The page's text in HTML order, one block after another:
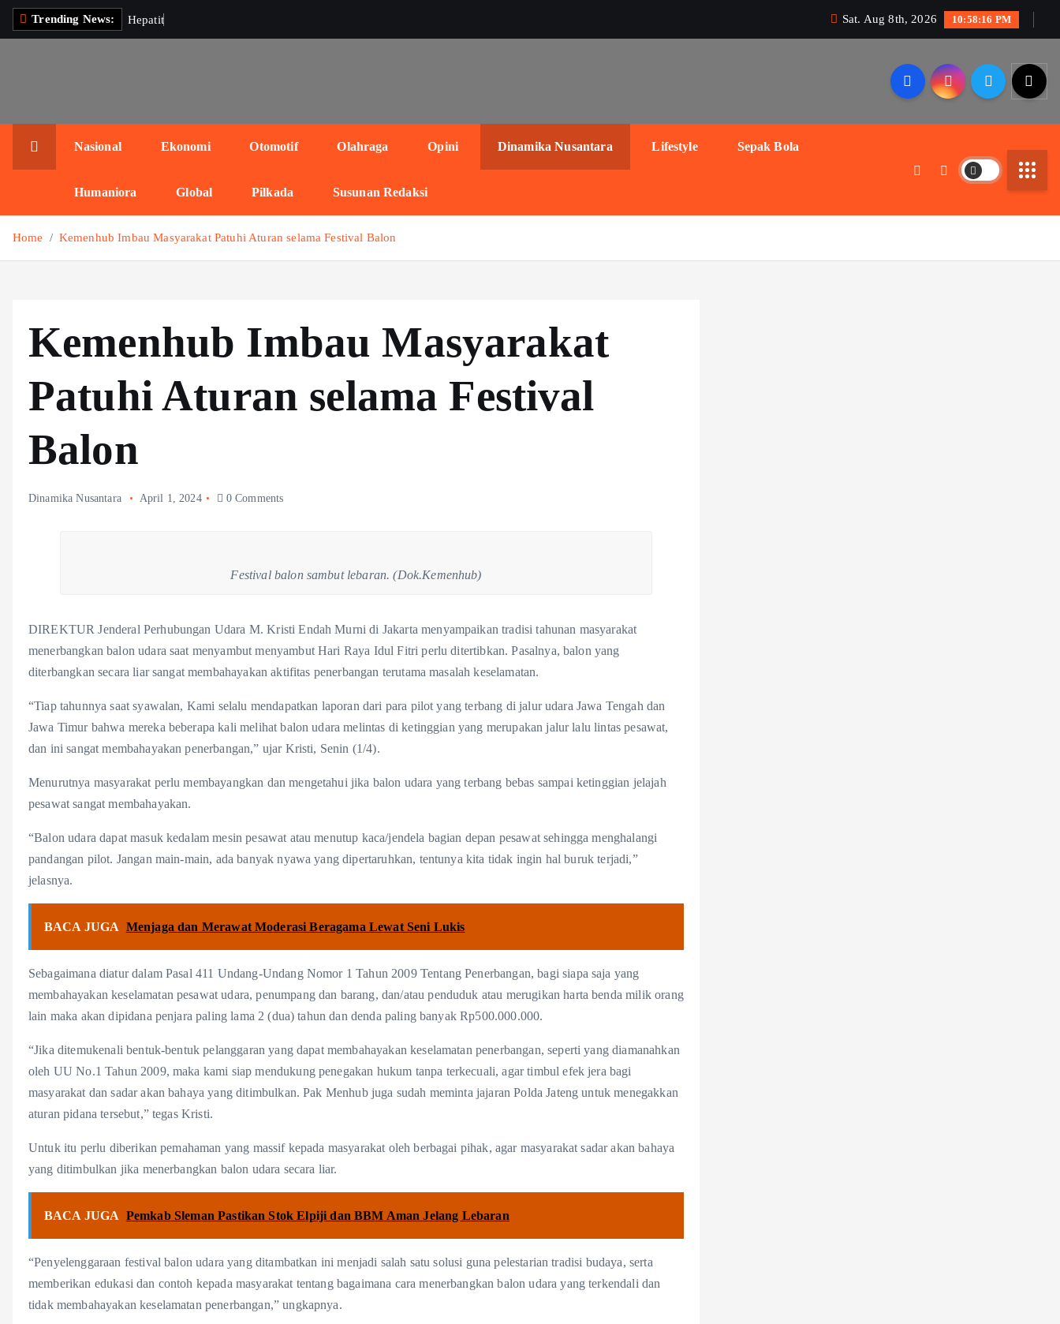
Trending News: Hepatiti Sat. Aug 8th, 2026 10:58:17 PM
Nasional Ekonomi Otomotif Olahraga Opini Dinamika Nusantara Lifestyle Sepak Bola
Humaniora Global Pilkada Susunan Redaksi
Home Kemenhub Imbau Masyarakat Patuhi Aturan selama Festival Balon
Kemenhub Imbau Masyarakat
Patuhi Aturan selama Festival
Balon
Dinamika Nusantara April 1, 2024 0 Comments
Festival balon sambut lebaran. (Dok.Kemenhub)
DIREKTUR Jenderal Perhubungan Udara M. Kristi Endah Murni di Jakarta menyampaikan tradisi tahunan masyarakat
menerbangkan balon udara saat menyambut menyambut Hari Raya Idul Fitri perlu ditertibkan. Pasalnya, balon yang
diterbangkan secara liar sangat membahayakan aktifitas penerbangan terutama masalah keselamatan.
“Tiap tahunnya saat syawalan, Kami selalu mendapatkan laporan dari para pilot yang terbang di jalur udara Jawa Tengah dan
Jawa Timur bahwa mereka beberapa kali melihat balon udara melintas di ketinggian yang merupakan jalur lalu lintas pesawat,
dan ini sangat membahayakan penerbangan,” ujar Kristi, Senin (1/4).
Menurutnya masyarakat perlu membayangkan dan mengetahui jika balon udara yang terbang bebas sampai ketinggian jelajah
pesawat sangat membahayakan.
“Balon udara dapat masuk kedalam mesin pesawat atau menutup kaca/jendela bagian depan pesawat sehingga menghalangi
pandangan pilot. Jangan main-main, ada banyak nyawa yang dipertaruhkan, tentunya kita tidak ingin hal buruk terjadi,”
jelasnya.
BACA JUGA Menjaga dan Merawat Moderasi Beragama Lewat Seni Lukis
Sebagaimana diatur dalam Pasal 411 Undang-Undang Nomor 1 Tahun 2009 Tentang Penerbangan, bagi siapa saja yang
membahayakan keselamatan pesawat udara, penumpang dan barang, dan/atau penduduk atau merugikan harta benda milik orang
lain maka akan dipidana penjara paling lama 2 (dua) tahun dan denda paling banyak Rp500.000.000.
“Jika ditemukenali bentuk-bentuk pelanggaran yang dapat membahayakan keselamatan penerbangan, seperti yang diamanahkan
oleh UU No.1 Tahun 2009, maka kami siap mendukung penegakan hukum tanpa terkecuali, agar timbul efek jera bagi
masyarakat dan sadar akan bahaya yang ditimbulkan. Pak Menhub juga sudah meminta jajaran Polda Jateng untuk menegakkan
aturan pidana tersebut,” tegas Kristi.
Untuk itu perlu diberikan pemahaman yang massif kepada masyarakat oleh berbagai pihak, agar masyarakat sadar akan bahaya
yang ditimbulkan jika menerbangkan balon udara secara liar.
BACA JUGA Pemkab Sleman Pastikan Stok Elpiji dan BBM Aman Jelang Lebaran
“Penyelenggaraan festival balon udara yang ditambatkan ini menjadi salah satu solusi guna pelestarian tradisi budaya, serta
memberikan edukasi dan contoh kepada masyarakat tentang bagaimana cara menerbangkan balon udara yang terkendali dan
tidak membahayakan keselamatan penerbangan,” ungkapnya.